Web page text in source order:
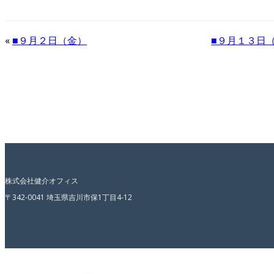
« ■９月２日（金） ■９月１３日（
株式会社健介オフィス
〒342-0041 埼玉県吉川市保1丁目4-12